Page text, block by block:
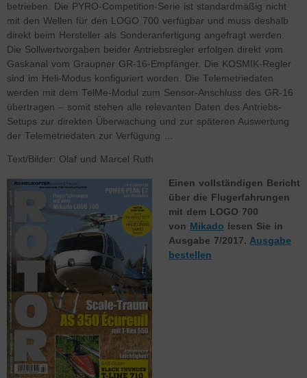
betrieben. Die PYRO-Competition-Serie ist standardmäßig nicht
mit den Wellen für den LOGO 700 verfügbar und muss deshalb
direkt beim Hersteller als Sonderanfertigung angefragt werden.
Die Sollwertvorgaben beider Antriebsregler erfolgen direkt vom
Gaskanal vom Graupner GR-16-Empfänger. Die KOSMIK-Regler
sind im Heli-Modus konfiguriert worden. Die Telemetriedaten
werden mit dem TelMe-Modul zum Sensor-Anschluss des GR-16
übertragen – somit stehen alle relevanten Daten des Antriebs-
Setups zur direkten Überwachung und zur späteren Auswertung
der Telemetriedaten zur Verfügung …
Text/Bilder: Olaf und Marcel Ruth
Einen vollständigen Bericht
über die Flugerfahrungen
mit dem LOGO 700
von Mikado lesen Sie in
Ausgabe 7/2017. Ausgabe
bestellen